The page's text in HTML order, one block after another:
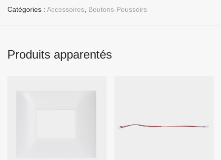
Catégories : Accessoires Boutons-Poussoirs
Produits apparentés